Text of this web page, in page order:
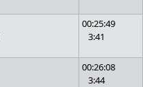
00:25:49
3:41
00:26:08
3:44